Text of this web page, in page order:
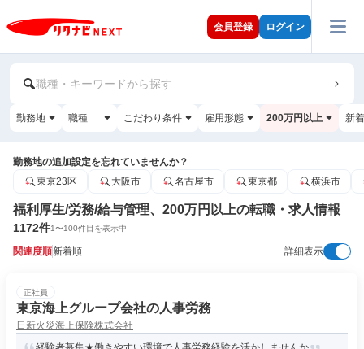
会員登録 ログイン
職種・キーワードから探す
勤務地 職種 こだわり条件 雇用形態 200万円以上 新
勤務地の追加設定を忘れていませんか？
東京23区
大阪市 名古屋市 東京都 横浜市
福利厚生/労務/給与管理、200万円以上の転職・求人情報
1172件1〜100件目を表示中
関連度順新着順 詳細表示
正社員
東京海上グループ会社の人事労務
日新火災海上保険株式会社